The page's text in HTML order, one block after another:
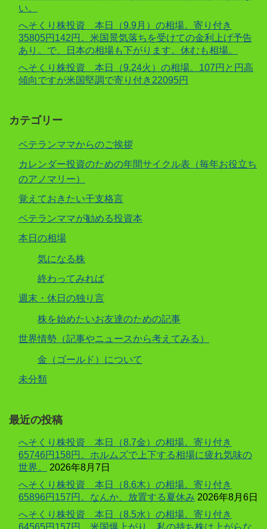
い。
へそくり株投資 本日（9.9月）の相場。寄り付き
35805円142円。米国景気落ちを受けての金利上げ予告
あり。で、日本の相場も下がります。休むも相場。
へそくり株投資 本日（9.24火）の相場。107円と円高
傾向ですが米国堅調で寄り付き22095円
カテゴリー
ベテランママからのご挨拶
カレンダー投資のための年間サイクル表（毎年お役立ち
のアノマリー）
覚えておきたい干支格言
ベテランママが勧める投資本
本日の相場
気になる株
終わってみれば
週末・休日の独り言
株を始めたいお友達のための記事
世界情勢（記事やニュースから考えてみる）
金（ゴールド）について
未分類
最近の投稿
へそくり株投資 本日（8.7金）の相場。寄り付き
65746円158円。ホルムズで上下する相場に疲れ気味の
世界。
2026年8月7日
へそくり株投資 本日（8.6木）の相場。寄り付き
65896円157円。なんか、放置する夏休み 2026年8月6日
へそくり株投資 本日（8.5水）の相場。寄り付き
64565円157円。米国爆上がり。私の持ち株は上がらな